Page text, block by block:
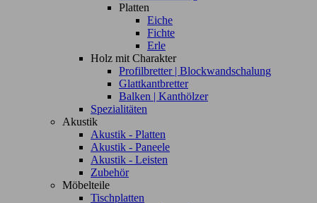
Platten
Eiche
Fichte
Erle
Holz mit Charakter
Profilbretter | Blockwandschalung
Glattkantbretter
Balken | Kanthölzer
Spezialitäten
Akustik
Akustik - Platten
Akustik - Paneele
Akustik - Leisten
Zubehör
Möbelteile
Tischplatten